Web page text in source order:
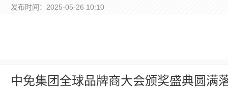
发布时间：2025-05-26 10:10
中免集团全球品牌商大会颁奖盛典圆满